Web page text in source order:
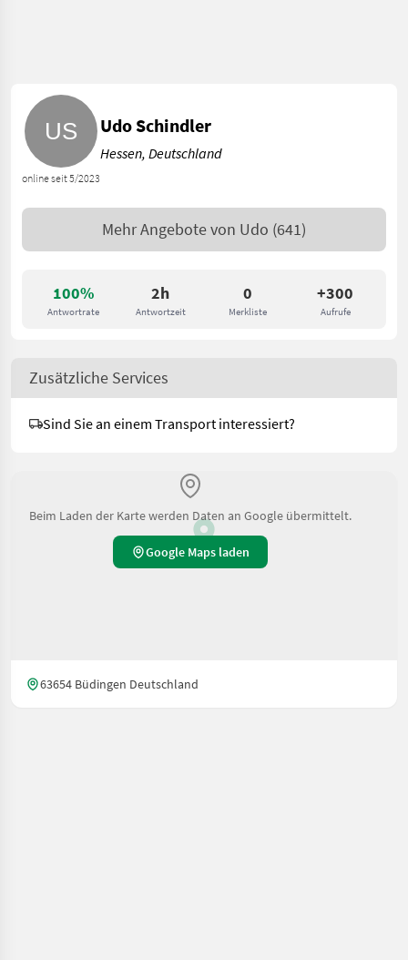
100%
Antwortrate
2h
Antwortzeit
0
Merkliste
+300
Aufrufe
online seit 5/2023
Udo Schindler
Hessen, Deutschland
Mehr Angebote von Udo (641)
Zusätzliche Services
Sind Sie an einem Transport interessiert?
Beim Laden der Karte werden Daten an Google übermittelt.
Google Maps laden
63654 Büdingen Deutschland